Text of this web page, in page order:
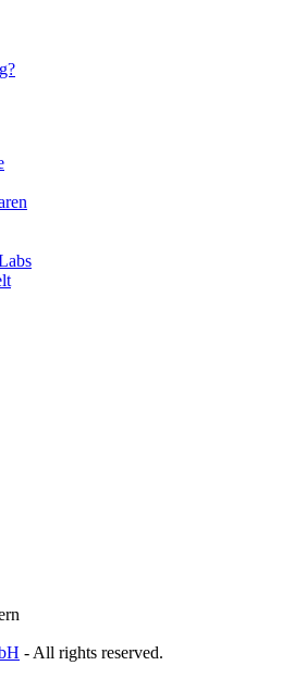
- All rights reserved.